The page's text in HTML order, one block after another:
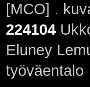
[MCO] .
224104
Eluney
työväentalo